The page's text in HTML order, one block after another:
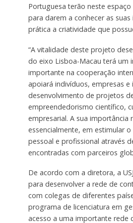
Portuguesa terão neste
para darem a conhecer as
prática a criatividade que
“A vitalidade deste projeto
do eixo Lisboa-Macau terá um
importante na cooperação
apoiará indivíduos, empresas e
desenvolvimento de projetos
empreendedorismo científico,
empresarial. A sua importância
essencialmente, em estimular
pessoal e profissional através
encontradas com parceiros
De acordo com a diretora, a
para desenvolver a rede de
com colegas de diferentes
programa de licenciatura em
acesso a uma importante rede